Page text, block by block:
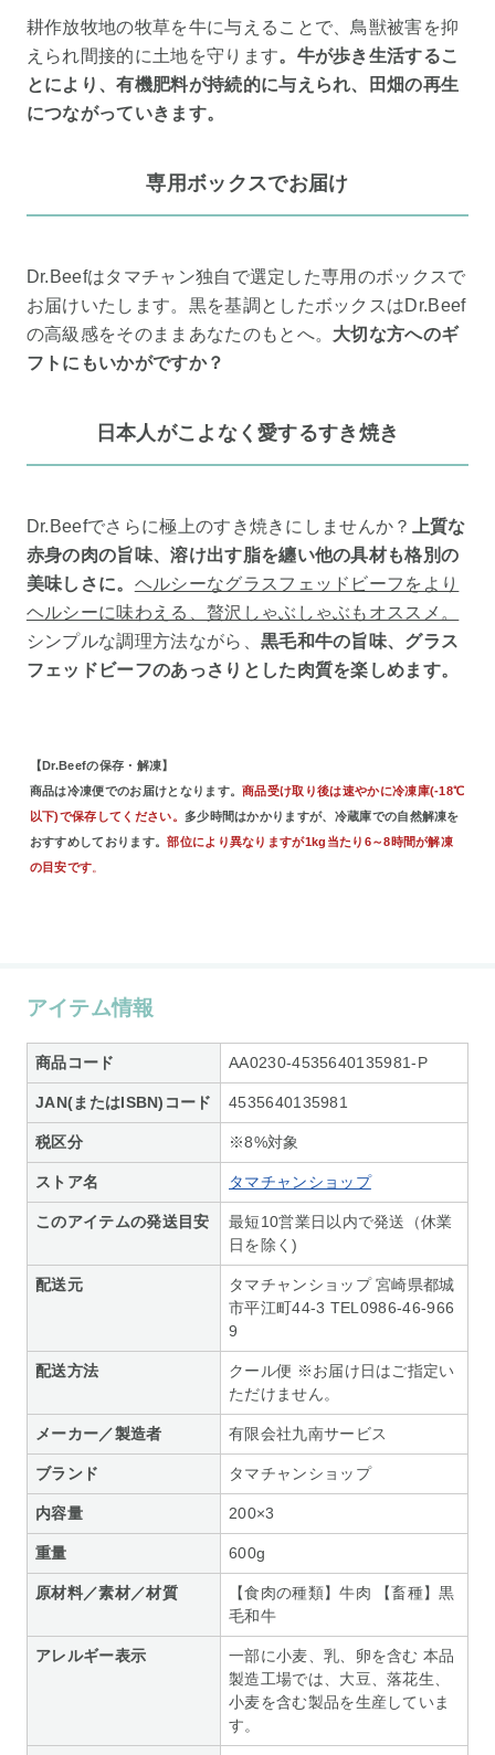
耕作放牧地の牧草を牛に与えることで、鳥獣被害を抑
えられ間接的に土地を守ります。牛が歩き生活するこ
とにより、有機肥料が持続的に与えられ、田畑の再生
につながっていきます。
専用ボックスでお届け
Dr.Beefはタマチャン独自で選定した専用のボックスで
お届けいたします。黒を基調としたボックスはDr.Beef
の高級感をそのままあなたのもとへ。 大切な方へのギ
フトにもいかがですか？
日本人がこよなく愛するすき焼き
Dr.Beefでさらに極上のすき焼きにしませんか？
上質な
赤身の肉の旨味、溶け出す脂を纏い他の具材も格別の
美味しさに。 ヘルシーなグラスフェッドビーフをより
ヘルシーに味わえる、贅沢しゃぶしゃぶもオススメ。
シンプルな調理方法ながら、 黒毛和牛の旨味、グラス
フェッドビーフのあっさりとした肉質を楽しめます。
【Dr.Beefの保存・解凍】
商品は冷凍便でのお届けとなります。商品受け取り後は速やかに冷凍庫(-18℃
以下)で保存してください。 多少時間はかかりますが、冷蔵庫での自然解凍を
おすすめしております。部位により異なりますが1kg当たり6～8時間が解凍
の目安です
アイテム情報
商品コード AA0230-4535640135981-P
JAN(またはISBN)コード 4535640135981
税区分 ※8%対象
ストア名 タマチャンショップ
このアイテムの発送目安
最短10営業日以内で発送（休業
日を除く)
配送元
タマチャンショップ 宮崎県都城
市平江町44-3 TEL0986-46-966
9
配送方法
クール便 ※お届け日はご指定い
ただけません。
メーカー／製造者 有限会社九南サービス
ブランド タマチャンショップ
内容量 200×3
重量 600g
原材料／素材／材質
【食肉の種類】牛肉 【畜種】黒
毛和牛
アレルギー表示
一部に小麦、乳、卵を含む 本品
製造工場では、大豆、落花生、
小麦を含む製品を生産していま
す。